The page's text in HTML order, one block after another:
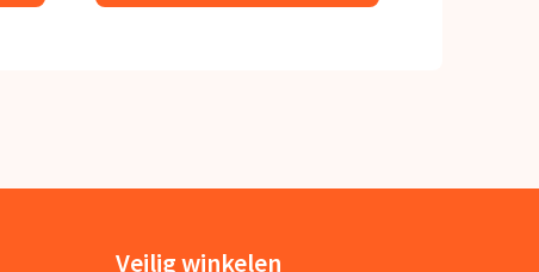
Veilig winkelen